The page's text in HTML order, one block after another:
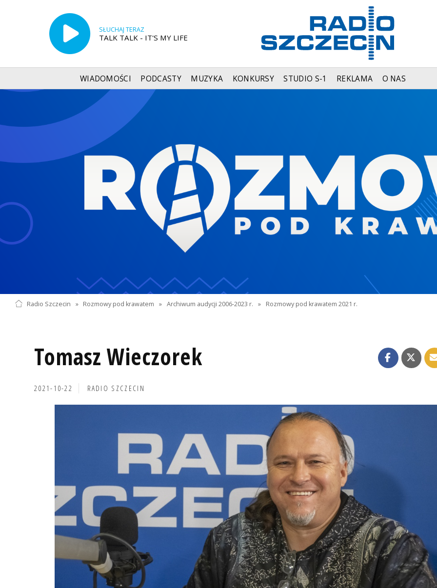
SŁUCHAJ TERAZ
TALK TALK - IT'S MY LIFE
WIADOMOŚCI PODCASTY MUZYKA KONKURSY STUDIO S-1 REKLAMA O NAS
Radio Szczecin » Rozmowy pod krawatem » Archiwum audycji 2006-2023 r. » Rozmowy pod krawatem 2021 r.
Tomasz Wieczorek
2021-10-22 RADIO SZCZECIN